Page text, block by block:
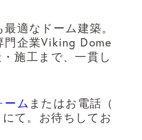
適なドーム建築。
門企業Viking Dome
施工まで、一貫し
ーム またはお電話（
て。お待ちしてお